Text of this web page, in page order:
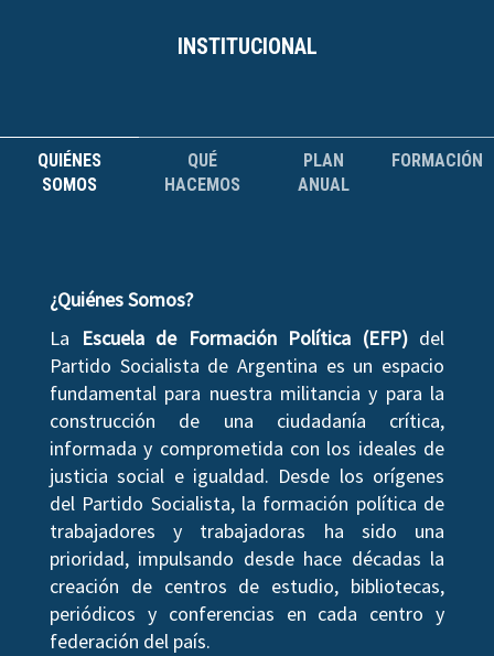
INSTITUCIONAL
QUIÉNES
SOMOS
QUÉ
HACEMOS
PLAN
ANUAL
FORMACIÓN
¿Quiénes Somos?
La
Escuela de Formación Política (EFP)del
Partido Socialista de Argentina es un espacio
fundamental para nuestra militancia y para la
construcción de una ciudadanía crítica,
informada y comprometida con los ideales de
justicia social e igualdad. Desde los orígenes
del Partido Socialista, la formación política de
trabajadores y trabajadoras ha sido una
prioridad, impulsando desde hace décadas la
creación de centros de estudio, bibliotecas,
periódicos y conferencias en cada centro y
federación del país.